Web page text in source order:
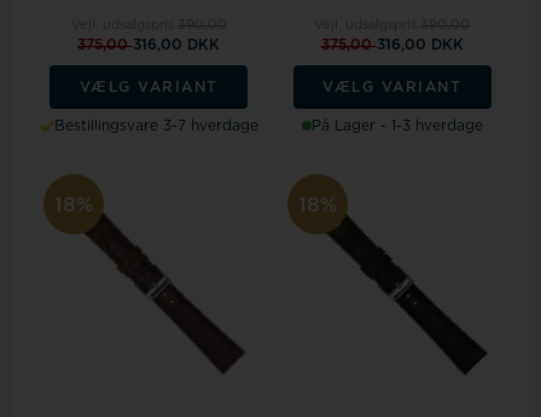
375,00316,00 DKK
VÆLG VARIANT
Bestillingsvare 3-7 hverdage
375,00316,00 DKK
VÆLG VARIANT
På Lager - 1-3 hverdage
18% 18%